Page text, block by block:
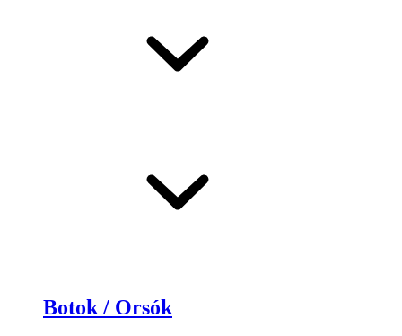
Botok / Orsók